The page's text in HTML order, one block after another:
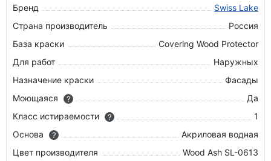
Бренд
Swiss Lake
Страна производитель
Россия
База краски
Covering Wood Protector
Для работ
Наружных
Назначение краски
Фасады
Моющаяся
?
Да
Класс истираемости
?
1
Основа
?
Акриловая водная
Цвет производителя
Wood Ash SL-0613